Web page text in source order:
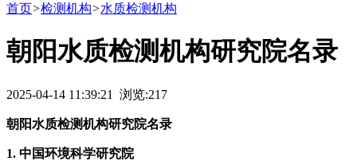
首页>检测机构>水质检测机构
朝阳水质检测机构研究院名录
2025-04-14 11:39:21 浏览:217
朝阳水质检测机构研究院名录
1. 中国环境科学研究院